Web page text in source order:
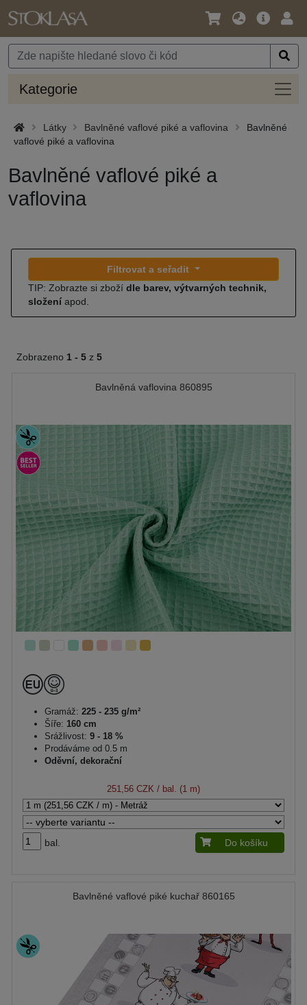
Jazyk
Měna
Hlavní
Kategorie
Látky Bavlněné vaflové piké a vaflovina
Bavlněné
vaflové piké a vaflovina
Bavlněné vaflové piké a
vaflovina
Filtrovat a seřadit
TIP: Zobrazte si zboží dle barev, výtvarných technik,
složení apod.
Zobrazeno 1 - 5 z 5
Bavlněná vaflovina 860895
Gramáž: 225 - 235 g/m²
Šíře: 160 cm
Srážlivost: 9 - 18 %
Prodáváme od 0.5 m
Oděvní, dekorační
251,56 CZK / bal. (1 m)
bal. Do košíku
Bavlněné vaflové piké kuchař 860165